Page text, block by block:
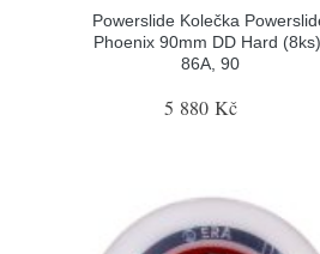
Powerslide Kolečka
Phoenix 90mm DD Hard (8ks),
86A, 90
5 880 Kč